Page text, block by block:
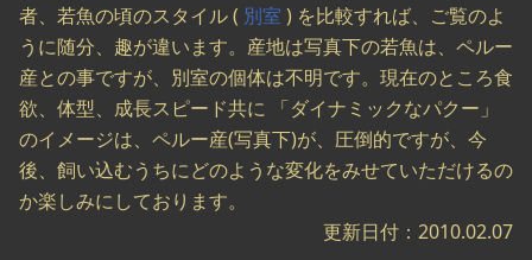
者、若魚の頃のスタイル ( 別室 ) を比較すれば、ご覧のよ
うに随分、趣が違います。産地は写真下の若魚は、ペルー
産との事ですが、別室の個体は不明です。現在のところ食
欲、体型、成長スピード共に 「ダイナミックなパクー」
のイメージは、ペルー産(写真下)が、圧倒的ですが、今
後、飼い込むうちにどのような変化をみせていただけるの
か楽しみにしております。
更新日付：2010.02.07